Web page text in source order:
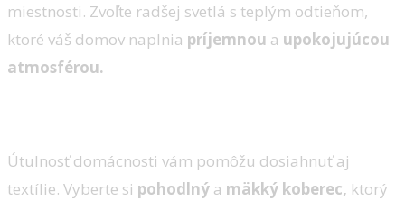
miestnosti. Zvoľte radšej svetlá s teplým odtieňom,
ktoré váš domov naplnia príjemnou a upokojujúcou
atmosférou.
Útulnosť domácnosti vám pomôžu dosiahnuť aj
textílie. Vyberte si pohodlný a mäkký koberec, ktorý